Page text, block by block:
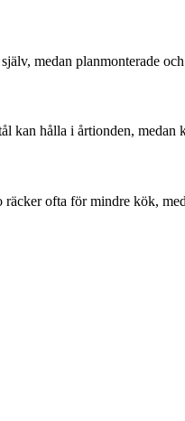
medan planmonterade
hålla i årtionden, medan
ofta för mindre kök,